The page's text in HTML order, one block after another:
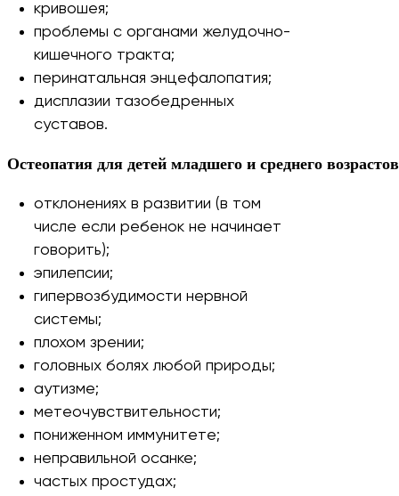
кривошея;
проблемы с органами желудочно-
кишечного тракта;
перинатальная энцефалопатия;
дисплазии тазобедренных
суставов.
Остеопатия для детей младшего и среднего
отклонениях в развитии (в том
числе если ребенок не начинает
говорить);
эпилепсии;
гипервозбудимости нервной
системы;
плохом зрении;
головных болях любой природы;
аутизме;
метеочувствительности;
пониженном иммунитете;
неправильной осанке;
частых простудах;